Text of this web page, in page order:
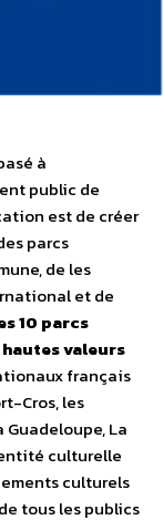
à
public de
est de créer
parcs
de les
et de
10 parcs
valeurs
français
Cros, les
Guadeloupe, La
culturelle
culturels
tous les publics